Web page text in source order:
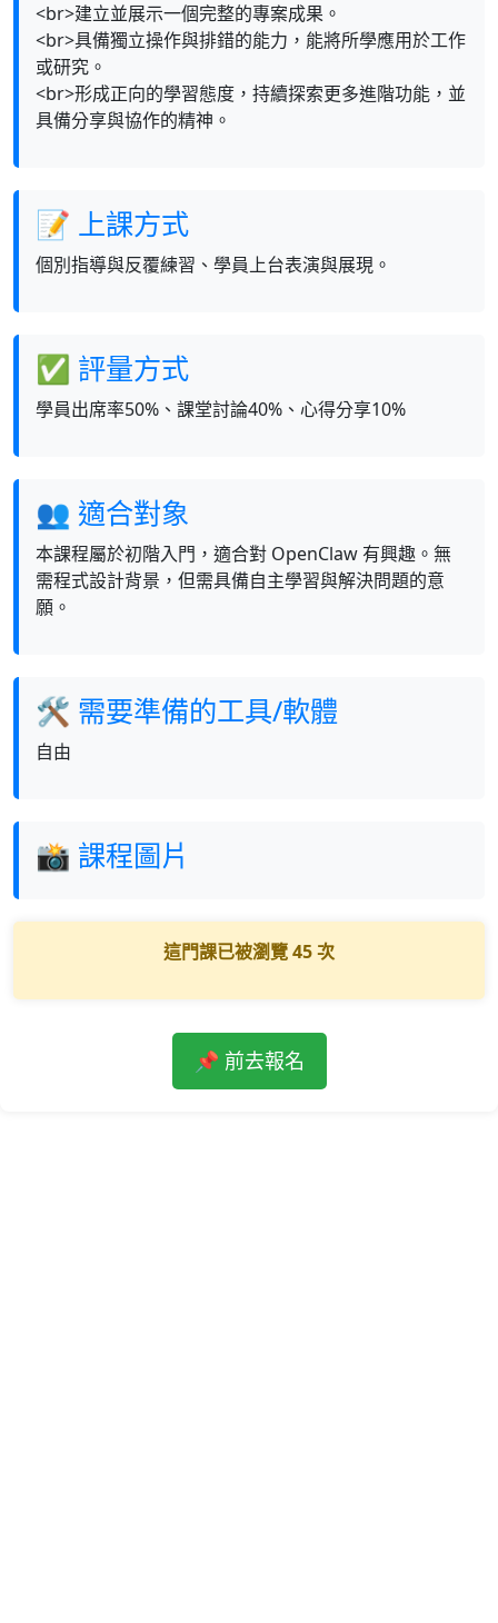
<br>建立並展示一個完整的專案成果。
<br>具備獨立操作與排錯的能力，能將所學應用於工作
或研究。
<br>形成正向的學習態度，持續探索更多進階功能，並
具備分享與協作的精神。
📝 上課方式
個別指導與反覆練習、學員上台表演與展現。
✅ 評量方式
學員出席率50%、課堂討論40%、心得分享10%
👥 適合對象
本課程屬於初階入門，適合對 OpenClaw 有興趣。無
需程式設計背景，但需具備自主學習與解決問題的意
願。
🛠 需要準備的工具/軟體
自由
📸 課程圖片
這門課已被瀏覽45次
📌 前去報名